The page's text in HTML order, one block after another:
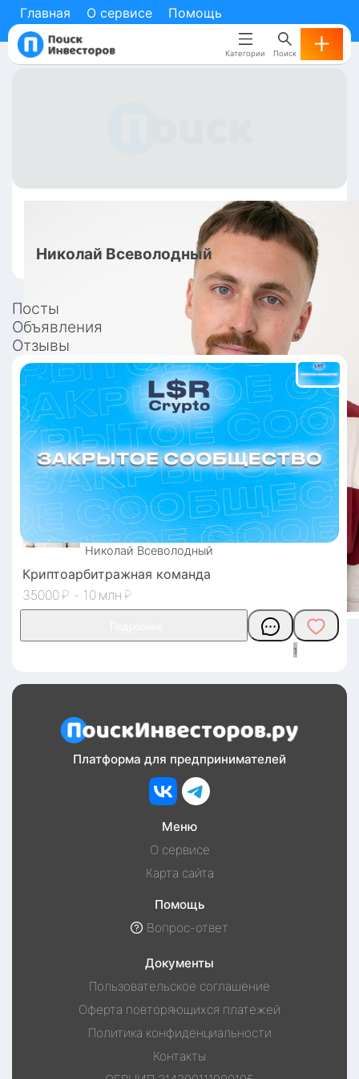
Главная О сервисе Помощь
Категории Поиск
Николай Всеволодный
Посты
Объявления
Отзывы
Николай Всеволодный
Криптоарбитражная команда
35000₽ - 10 ₽
1
Платформа для предпринимателей
Меню
О сервисе
Карта сайта
Помощь
Вопрос-ответ
Документы
Пользовательское соглашение
Оферта повторяющихся платежей
Политика конфиденциальности
Контакты